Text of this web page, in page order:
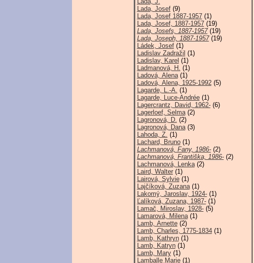
Lada, Josef(9)
Lada, Josef 1887-1957(1)
Lada, Josef, 1887-1957(19)
Lada, Josefs, 1887-1957(19)
Lada, Joseph, 1887-1957(19)
Ládek, Josef(1)
Ladislav Zadražil (1)
Ladislav, Karel (1)
Ladmanová, H. (1)
Ladová, Alena(1)
Ladová, Alena, 1925-1992(5)
Lagarde, L.-A. (1)
Lagarde, Luce-Andrée(1)
Lagercrantz, David, 1962-(6)
Lagerloef, Selma(2)
Lagronová, D. (2)
Lagronová, Dana(3)
Lahoda, Z. (1)
Lachard, Bruno(1)
Lachmanová, Fany, 1986-(2)
Lachmanová, Františka, 1986-(2)
Lachmanová, Lenka(2)
Laird, Walter(1)
Lairová, Sylvie(1)
Lajčíková, Zuzana(1)
Lakomý, Jaroslav, 1924-(1)
Ľalíková, Zuzana, 1987-(1)
Lamač, Miroslav, 1928-(5)
Lamarová, Milena(1)
Lamb, Arnette(2)
Lamb, Charles, 1775-1834(1)
Lamb, Kathryn(1)
Lamb, Katryn(1)
Lamb, Mary(1)
Lamballe Marie(1)